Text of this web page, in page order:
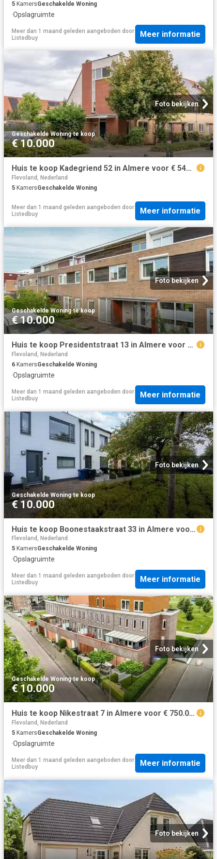
5 KamersGeschakelde Woning
·Opslagruimte
Meer dan 1 maand geleden aangeboden door
Listedbuy
Meer informatie
Foto bekijken
Geschakelde Woning·te koop
€ 10.000
Huis te koop Kadegriend 52 in Almere voor € 549.000
Flevoland, Nederland
5 KamersGeschakelde Woning
Meer dan 1 maand geleden aangeboden door
Listedbuy
Meer informatie
Foto bekijken
Geschakelde Woning·te koop
€ 10.000
Huis te koop Presidentstraat 13 in Almere voor € 450.000
Flevoland, Nederland
6 KamersGeschakelde Woning
·Opslagruimte
Meer dan 1 maand geleden aangeboden door
Listedbuy
Meer informatie
Foto bekijken
Geschakelde Woning·te koop
€ 10.000
Huis te koop Boonestaakstraat 33 in Almere voor € 385.000
Flevoland, Nederland
5 KamersGeschakelde Woning
·Opslagruimte
Meer dan 1 maand geleden aangeboden door
Listedbuy
Meer informatie
Foto bekijken
Geschakelde Woning·te koop
€ 10.000
Huis te koop Nikestraat 7 in Almere voor € 750.000
Flevoland, Nederland
5 KamersGeschakelde Woning
·Opslagruimte
Meer dan 1 maand geleden aangeboden door
Listedbuy
Meer informatie
Foto bekijken